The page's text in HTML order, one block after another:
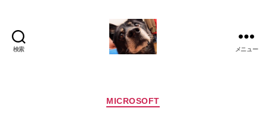
検索 メニュー
カ
MICROSOFT